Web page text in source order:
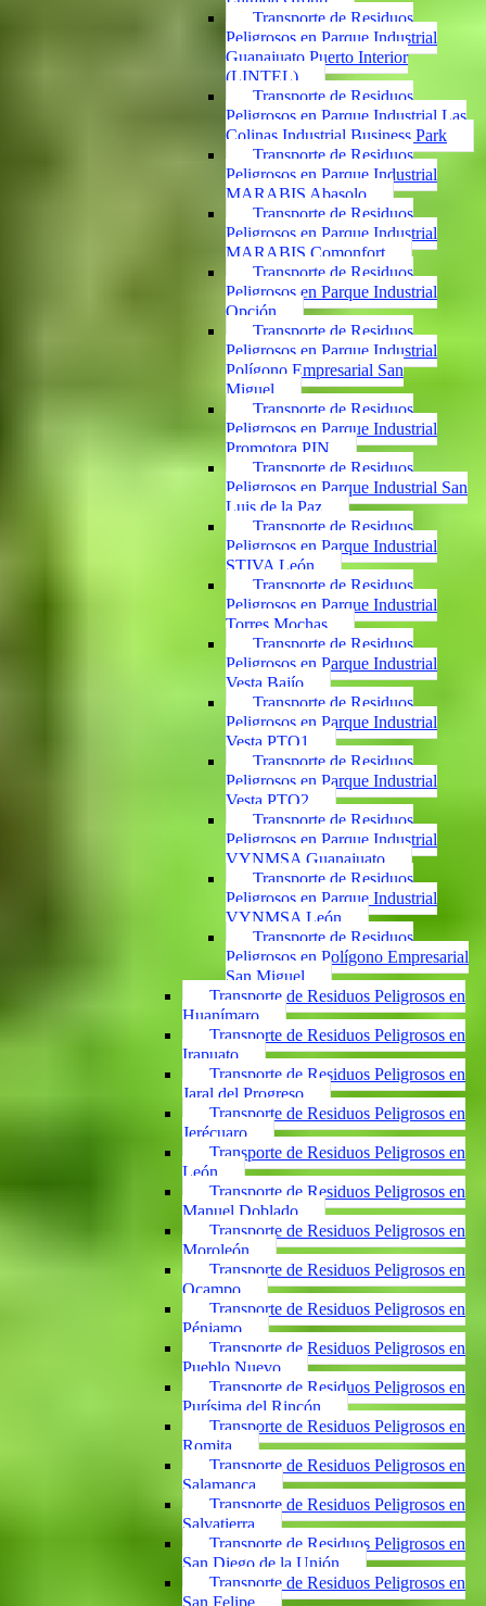
Transporte de Residuos
Peligrosos en Parque Industrial
Guanajuato Puerto Interior
(LINTEL)
Transporte de Residuos
Peligrosos en Parque Industrial Las
Colinas Industrial Business Park
Transporte de Residuos
Peligrosos en Parque Industrial
MARABIS Abasolo
Transporte de Residuos
Peligrosos en Parque Industrial
MARABIS Comonfort
Transporte de Residuos
Peligrosos en Parque Industrial
Opción
Transporte de Residuos
Peligrosos en Parque Industrial
Polígono Empresarial San
Miguel
Transporte de Residuos
Peligrosos en Parque Industrial
Promotora PIN
Transporte de Residuos
Peligrosos en Parque Industrial San
Luis de la Paz
Transporte de Residuos
Peligrosos en Parque Industrial
STIVA León
Transporte de Residuos
Peligrosos en Parque Industrial
Torres Mochas
Transporte de Residuos
Peligrosos en Parque Industrial
Vesta Bajío
Transporte de Residuos
Peligrosos en Parque Industrial
Vesta PTO1
Transporte de Residuos
Peligrosos en Parque Industrial
Vesta PTO2
Transporte de Residuos
Peligrosos en Parque Industrial
VYNMSA Guanajuato
Transporte de Residuos
Peligrosos en Parque Industrial
VYNMSA León
Transporte de Residuos
Peligrosos en Polígono Empresarial
San Miguel
Transporte de Residuos Peligrosos en
Huanímaro
Transporte de Residuos Peligrosos en
Irapuato
Transporte de Residuos Peligrosos en
Jaral del Progreso
Transporte de Residuos Peligrosos en
Jerécuaro
Transporte de Residuos Peligrosos en
León
Transporte de Residuos Peligrosos en
Manuel Doblado
Transporte de Residuos Peligrosos en
Moroleón
Transporte de Residuos Peligrosos en
Ocampo
Transporte de Residuos Peligrosos en
Pénjamo
Transporte de Residuos Peligrosos en
Pueblo Nuevo
Transporte de Residuos Peligrosos en
Purísima del Rincón
Transporte de Residuos Peligrosos en
Romita
Transporte de Residuos Peligrosos en
Salamanca
Transporte de Residuos Peligrosos en
Salvatierra
Transporte de Residuos Peligrosos en
San Diego de la Unión
Transporte de Residuos Peligrosos en
San Felipe